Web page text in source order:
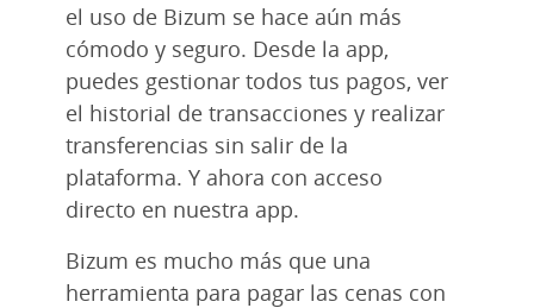
el uso de Bizum se hace aún más
cómodo y seguro. Desde la app,
puedes gestionar todos tus pagos, ver
el historial de transacciones y realizar
transferencias sin salir de la
plataforma. Y ahora con acceso
directo en nuestra app.
Bizum es mucho más que una
herramienta para pagar las cenas con